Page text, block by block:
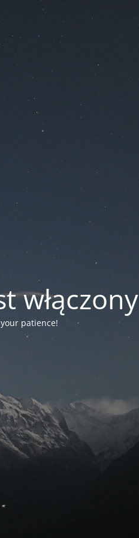
włączony
patience!